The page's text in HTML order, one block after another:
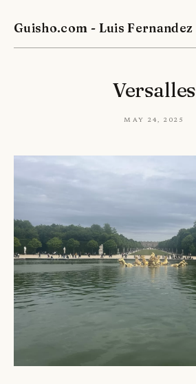
Guisho.com - Luis Fernandez
Versalles
May 24, 2025